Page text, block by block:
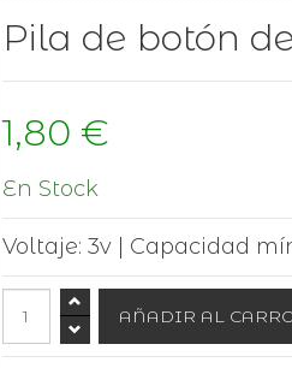
Pila de botón
1,80 €
En Stock
Voltaje: 3v | Capacidad